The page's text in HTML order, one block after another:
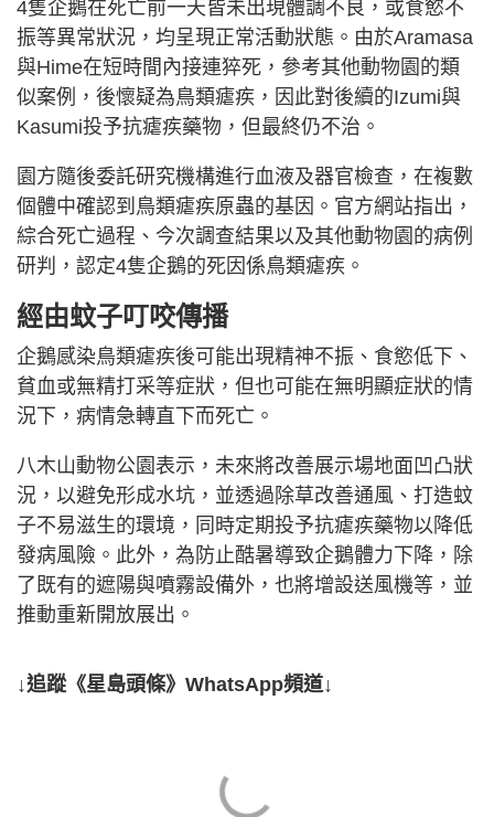
4隻企鵝在死亡前一天皆未出現體調不良，或食慾不
振等異常狀況，均呈現正常活動狀態。由於Aramasa
與Hime在短時間內接連猝死，參考其他動物園的類
似案例，後懷疑為鳥類瘧疾，因此對後續的Izumi與
Kasumi投予抗瘧疾藥物，但最終仍不治。
園方隨後委託研究機構進行血液及器官檢查，在複數
個體中確認到鳥類瘧疾原蟲的基因。官方網站指出，
綜合死亡過程、今次調查結果以及其他動物園的病例
研判，認定4隻企鵝的死因係鳥類瘧疾。
經由蚊子叮咬傳播
企鵝感染鳥類瘧疾後可能出現精神不振、食慾低下、
貧血或無精打采等症狀，但也可能在無明顯症狀的情
況下，病情急轉直下而死亡。
八木山動物公園表示，未來將改善展示場地面凹凸狀
況，以避免形成水坑，並透過除草改善通風、打造蚊
子不易滋生的環境，同時定期投予抗瘧疾藥物以降低
發病風險。此外，為防止酷暑導致企鵝體力下降，除
了既有的遮陽與噴霧設備外，也將增設送風機等，並
推動重新開放展出。
↓追蹤《星島頭條》WhatsApp頻道↓